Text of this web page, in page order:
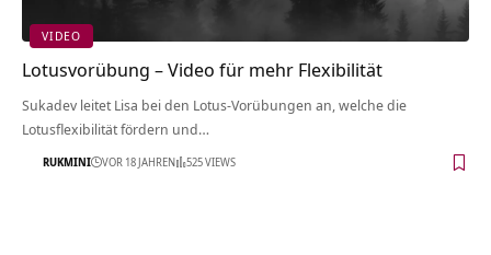
VIDEO
Lotusvorübung – Video für mehr Flexibilität
Sukadev leitet Lisa bei den Lotus-Vorübungen an, welche die
Lotusflexibilität fördern und…
RUKMINI VOR 18 JAHREN 525 VIEWS